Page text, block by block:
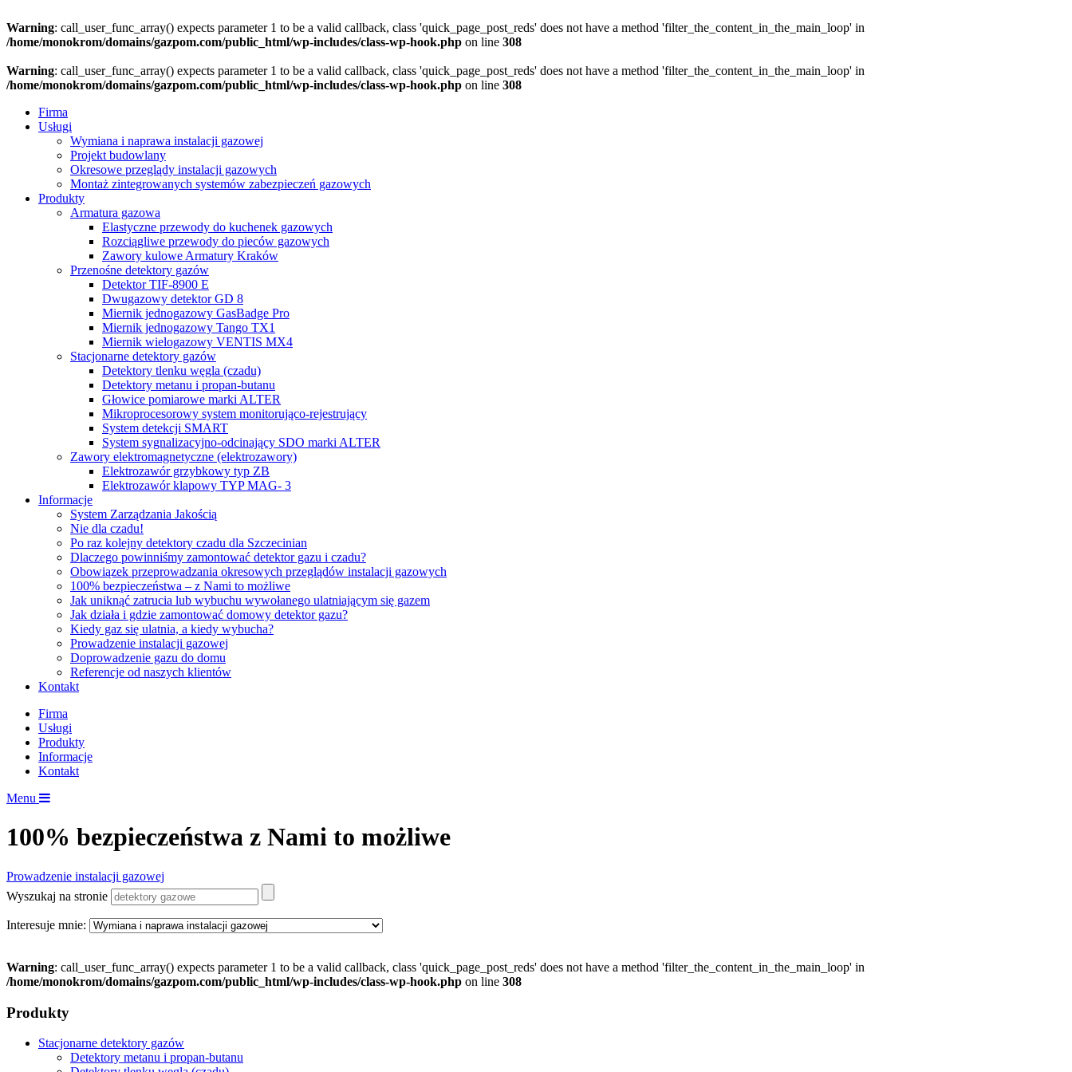
Warning: call_user_func_array() expects parameter 1 to be a valid callback, class 'quick_page_post_reds' does not have a method 'filter_the_content_in_the_main_loop' in
/home/monokrom/domains/gazpom.com/public_html/wp-includes/class-wp-hook.php on line 308
Warning: call_user_func_array() expects parameter 1 to be a valid callback, class 'quick_page_post_reds' does not have a method 'filter_the_content_in_the_main_loop' in
/home/monokrom/domains/gazpom.com/public_html/wp-includes/class-wp-hook.php on line 308
Firma
Usługi
Wymiana i naprawa instalacji gazowej
Projekt budowlany
Okresowe przeglądy instalacji gazowych
Montaż zintegrowanych systemów zabezpieczeń gazowych
Produkty
Armatura gazowa
Elastyczne przewody do kuchenek gazowych
Rozciągliwe przewody do pieców gazowych
Zawory kulowe Armatury Kraków
Przenośne detektory gazów
Detektor TIF-8900 E
Dwugazowy detektor GD 8
Miernik jednogazowy GasBadge Pro
Miernik jednogazowy Tango TX1
Miernik wielogazowy VENTIS MX4
Stacjonarne detektory gazów
Detektory tlenku węgla (czadu)
Detektory metanu i propan-butanu
Głowice pomiarowe marki ALTER
Mikroprocesorowy system monitorująco-rejestrujący
System detekcji SMART
System sygnalizacyjno-odcinający SDO marki ALTER
Zawory elektromagnetyczne (elektrozawory)
Elektrozawór grzybkowy typ ZB
Elektrozawór klapowy TYP MAG- 3
Informacje
System Zarządzania Jakością
Nie dla czadu!
Po raz kolejny detektory czadu dla Szczecinian
Dlaczego powinniśmy zamontować detektor gazu i czadu?
Obowiązek przeprowadzania okresowych przeglądów instalacji gazowych
100% bezpieczeństwa – z Nami to możliwe
Jak uniknąć zatrucia lub wybuchu wywołanego ulatniającym się gazem
Jak działa i gdzie zamontować domowy detektor gazu?
Kiedy gaz się ulatnia, a kiedy wybucha?
Prowadzenie instalacji gazowej
Doprowadzenie gazu do domu
Referencje od naszych klientów
Kontakt
Firma
Usługi
Produkty
Informacje
Kontakt
Menu
100% bezpieczeństwa z Nami to możliwe
Prowadzenie instalacji gazowej
Wyszukaj na stronie
Interesuje mnie:
Warning: call_user_func_array() expects parameter 1 to be a valid callback, class 'quick_page_post_reds' does not have a method 'filter_the_content_in_the_main_loop' in
/home/monokrom/domains/gazpom.com/public_html/wp-includes/class-wp-hook.php on line 308
Produkty
Stacjonarne detektory gazów
Detektory metanu i propan-butanu